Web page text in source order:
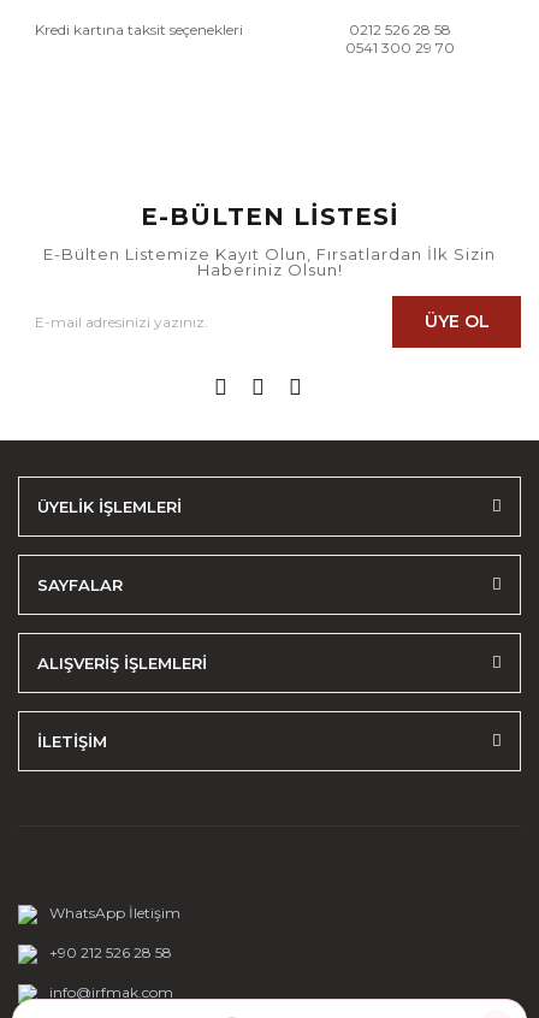
Kredi kartına taksit seçenekleri
0212 526 28 58
0541 300 29 70
E-BÜLTEN LİSTESİ
E-Bülten Listemize Kayıt Olun, Fırsatlardan İlk Sizin
Haberiniz Olsun!
ÜYE OL
ÜYELİK İŞLEMLERİ
SAYFALAR
ALIŞVERİŞ İŞLEMLERİ
İLETİŞİM
WhatsApp İletişim
+90 212 526 28 58
info@irfmak.com